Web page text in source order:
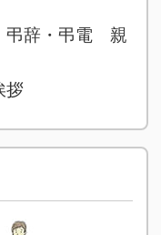
辞・弔電 親
拶